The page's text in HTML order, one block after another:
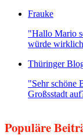
Frauke
"Hallo Mario
würde
Thüringer
"Sehr schöne
Großsstadt
Populäre